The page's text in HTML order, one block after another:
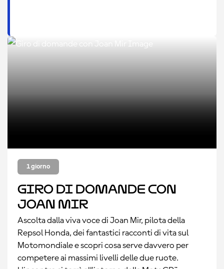
1 giorno
Giro di domande con
Joan Mir
Ascolta dalla viva voce di Joan Mir, pilota della
Repsol Honda, dei fantastici racconti di vita sul
Motomondiale e scopri cosa serve davvero per
competere ai massimi livelli delle due ruote.